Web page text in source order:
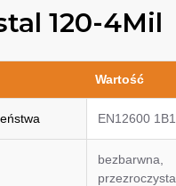
120-4Mil
Wartość
EN12600 1B1
bezbarwna,
przezroczysta